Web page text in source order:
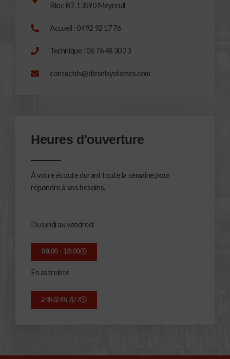
Bloc B7, 13590 Meyreuil
Accueil : 04 92 92 17 76
Technique : 06 76 48 30 23
contactds@dieselsystemes.com
Heures d'ouverture
À votre écoute durant toute la semaine pour
répondre à vos besoins.
Du lundi au vendredi
08:00 - 18:00
En astreinte
24h/24h 7j/7